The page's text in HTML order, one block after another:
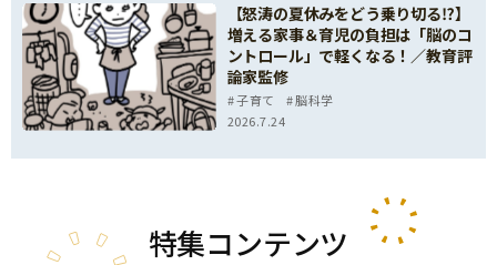
【怒涛の夏休みをどう乗り切る⁉】
増える家事＆育児の負担は「脳のコ
ントロール」で軽くなる！／教育評
論家監修
子育て
脳科学
2026.7.24
特集コンテンツ